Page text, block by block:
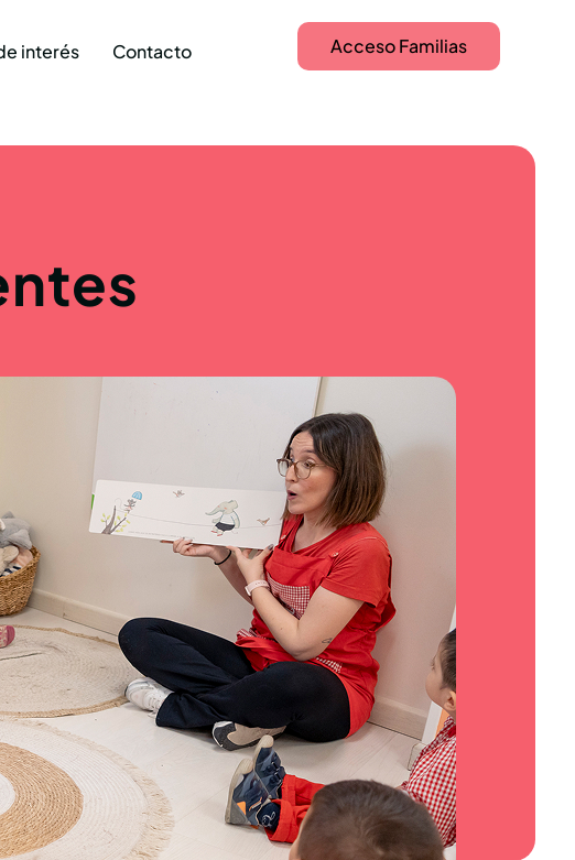
interés Contacto Acceso Familias